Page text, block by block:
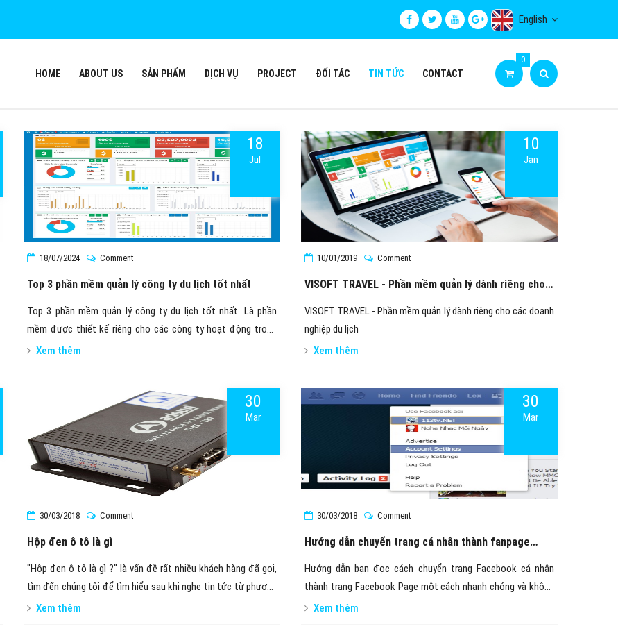
English
HOME ABOUT US SẢN PHẨM DỊCH VỤ PROJECT ĐỐI TÁC TIN TỨC CONTACT
0
18/07/2024 Comment
Top 3 phần mềm quản lý công ty du lịch tốt nhất
Top 3 phần mềm quản lý công ty du lịch tốt nhất. Là phần
mềm được thiết kế riêng cho các công ty hoạt động trong
ngành du lịch, để quản lý tất cả các hoạt động liên quan: mua,
Xem thêm
18
Jul
10/01/2019 Comment
VISOFT TRAVEL - Phần mềm quản lý dành riêng cho
các doanh nghiệp du lịch
VISOFT TRAVEL - Phần mềm quản lý dành riêng cho các doanh
nghiệp du lịch
Xem thêm
10
Jan
30/03/2018 Comment
Hộp đen ô tô là gì
"Hộp đen ô tô là gì ?" là vấn đề rất nhiều khách hàng đã gọi,
tìm đến chúng tôi để tìm hiểu sau khi nghe tin tức từ phương
tiện truyền thông đại chúng
Xem thêm
30
Mar
30/03/2018 Comment
Hướng dẫn chuyển trang cá nhân thành fanpage
Facebook
Hướng dẫn bạn đọc cách chuyển trang Facebook cá nhân
thành trang Facebook Page một cách nhanh chóng và không
phải lo lắng về vấn đề thành viên.
Xem thêm
30
Mar